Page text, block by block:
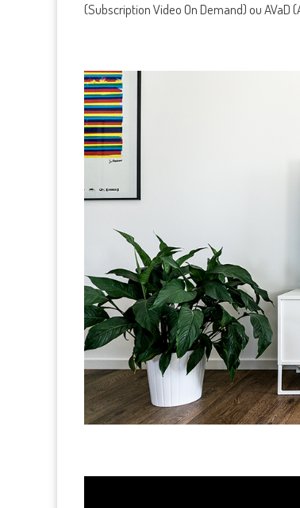
(Subscription Video On Demand) ou AVaD